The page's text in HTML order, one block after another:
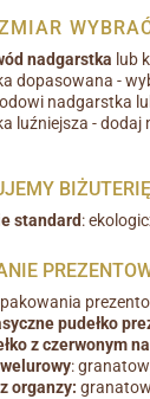
nadgarstka lub
dopasowana -
nadgarstka
luźniejsza - dodaj
standard:
pudełko
z czerwonym
:
organzy: